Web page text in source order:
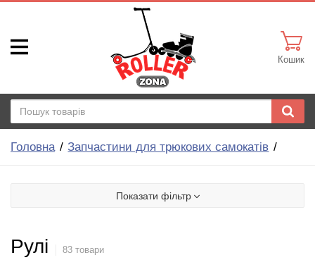
Кошик
Головна Запчастини для трюкових самокатів
Показати фільтр
Рулі 83 товари